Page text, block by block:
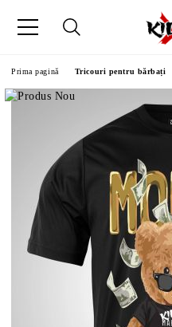
Prima pagină Tricouri pentru bărbați